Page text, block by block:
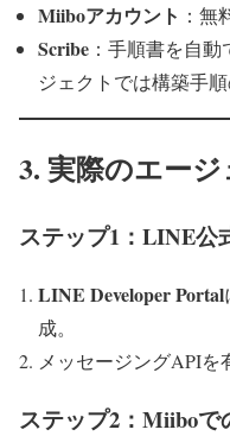
Miiboアカウント ：無
Scribe ：手順書を自
ジェクトでは構築手順
3. 実際のエー
ステップ1：LINE公
LINE Developer Portal
成。
メッセージングAPIを
ステップ2：Miibo